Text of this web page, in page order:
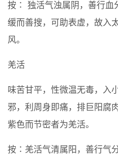
按∶ 独活气浊属阴，善行血
缓而善搜，可助表虚，故入
风。
羌活
味苦甘平，性微温无毒，入
邪，利周身即痛，排巨阳腐
紫色而节密者为羌活。
按∶羌活气清属阳，善行气